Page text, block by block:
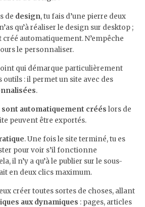
de design, tu fais d’une pierre deux
qu’à réaliser le design sur desktop ;
créé automatiquement. N’empêche
le personnaliser.
qui démarque particulièrement
outils : il permet un site avec des
.
sont automatiquement créés lors de
peuvent être exportés.
. Une fois le site terminé, tu es
pour voir s’il fonctionne
il n’y a qu’à le publier sur le sous-
en deux clics maximum.
créer toutes sortes de choses, allant
aux dynamiques : pages, articles